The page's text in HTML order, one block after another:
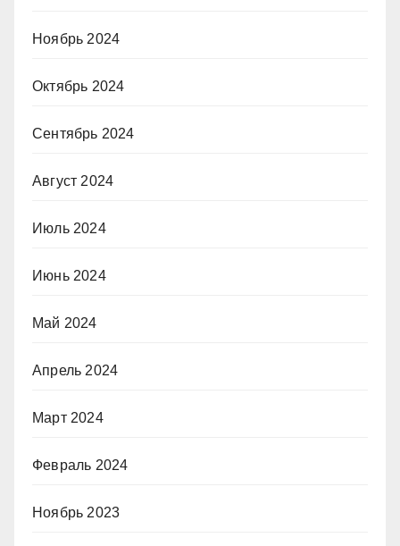
Ноябрь 2024
Октябрь 2024
Сентябрь 2024
Август 2024
Июль 2024
Июнь 2024
Май 2024
Апрель 2024
Март 2024
Февраль 2024
Ноябрь 2023